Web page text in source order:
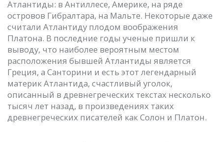
Атлантиды: в Антиллесе, Америке, на ряде
островов Гибралтара, на Мальте. Некоторые даже
считали Атлантиду плодом воображения
Платона. В последние годы ученые пришли к
выводу, что наиболее вероятным местом
расположения бывшей Атлантиды является
Греция, а Санторини и есть этот легендарный
материк Атлантида, счастливый уголок,
описанный в древнегреческих текстах несколько
тысяч лет назад, в произведениях таких
древнегреческих писателей как Солон и Платон.